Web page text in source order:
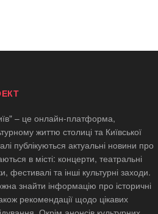
– це онлайн-платформа,
життю столиці та Київської
публікуються актуальні новини про
в місті: концерти, театральні
фестивалі та інші культурні заходи.
знайти інформацію про історичні
рекомендації щодо цікавих